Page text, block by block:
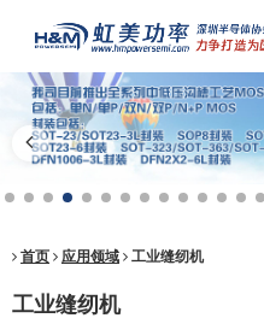
首页 应用领域 工业缝纫机
工业缝纫机